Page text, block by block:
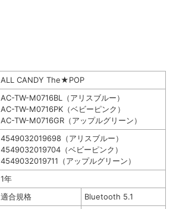
ALL CANDY The★POP
AC-TW-M0716BL（アリスブルー）
AC-TW-M0716PK（ベビーピンク）
AC-TW-M0716GR（アップルグリーン）
4549032019698（アリスブルー）
4549032019704（ベビーピンク）
4549032019711（アップルグリーン）
1年
適合規格
Bluetooth 5.1